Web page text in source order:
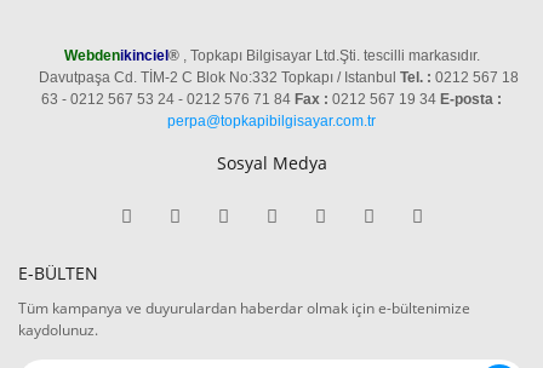
Webdenikinciel®, Topkapı Bilgisayar Ltd.Şti. tescilli markasıdır.
Davutpaşa Cd. TİM-2 C Blok No:332 Topkapı / Istanbul Tel. : 0212 567 18
63 - 0212 567 53 24 - 0212 576 71 84 Fax : 0212 567 19 34 E-posta :
perpa@topkapibilgisayar.com.tr
Sosyal Medya
E-BÜLTEN
Tüm kampanya ve duyurulardan haberdar olmak için e-bültenimize
kaydolunuz.